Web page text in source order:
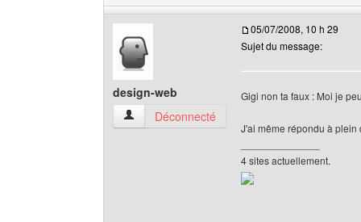
design-web
design-web Voir le profil de l'utilisateur
Déconnecté
05/07/2008, 10 h 29
Sujet du message:
Gigi non ta faux : Moi je
J'ai même répondu à plein
4 sites actuellement.